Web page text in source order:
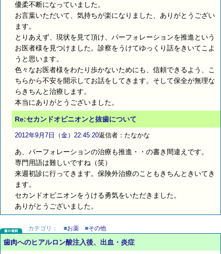
優柔不断になっていました。
お言葉いただいて、気持ちが楽になりました、ありがとうござい
ます。
とりあえず、現状を見て頂け、パーフォレーションを推進という
お医者様を見つけました。診察をうけてゆっくり話をきいてこよ
うと思います。
色々なお医者様をわたり歩かないためにも、信頼できるよう、こ
ちらから不安を開示してお話をしてきます。そして保全が無理な
らきちんと治療します。
本当にありがとうございました。
Re:セカンドオピニオンと抜歯について
2012年9月7日（金）22:45:20返信者：たなかな
あ、パーフォレーションの治療も推進・・の書き間違えです。
専門用語は難しいですね（笑）
来週初診に行ってきます。保険外治療のこともきちんときいてき
ます。
セカンドオピニオンをうける勇気をいただきました。
ありがとうございました。
カテゴリ： ■お薬 ■その他
歯肉へのヒアルロン酸注入後、出血・炎症